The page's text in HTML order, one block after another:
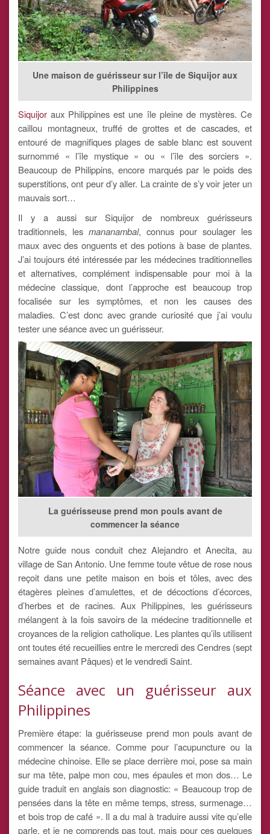
Une maison de guérisseur sur l’île de Siquijor aux
Philippines
Siquijor aux Philippines est une île pleine de mystères. Ce
caillou montagneux, truffé de grottes et de cascades, et
entouré de magnifiques plages de sable blanc est souvent
surnommé « l’île mystique » ou « l’île des sorciers ».
Beaucoup de Philippins, encore marqués par le poids des
superstitions, ont peur d’y aller. La crainte de s’y voir jeter un
mauvais sort…
Il y a aussi sur Siquijor de nombreux guérisseurs
traditionnels, les mananambal, connus pour soulager les
maux avec des onguents et des potions à base de plantes.
J’ai toujours été intéressée par les médecines traditionnelles
et alternatives, complément indispensable pour moi à la
médecine classique, dont l’approche est beaucoup trop
focalisée sur les symptômes, et non les causes des
maladies. C’est donc avec grande curiosité que j’ai voulu
tester une séance avec un guérisseur.
La guérisseuse prend mon pouls avant de
commencer la séance
Notre guide nous conduit chez Alejandro et Anecita, au
village de San Antonio. Une femme toute vêtue de rose nous
reçoit dans une petite maison en bois et tôles, avec des
étagères pleines d’amulettes, et de décoctions d’écorces,
d’herbes et de racines. Aux Philippines, les guérisseurs
mélangent à la fois savoirs de la médecine traditionnelle et
croyances de la religion catholique. Les plantes qu’ils utilisent
ont toutes été recueillies entre le mercredi des Cendres (sept
semaines avant Pâques) et le vendredi Saint.
Séance avec un guérisseur aux
Philippines
Première étape: la guérisseuse prend mon pouls avant de
commencer la séance. Comme pour l’acupuncture ou la
médecine chinoise. Elle se place derrière moi, pose sa main
sur ma tête, palpe mon cou, mes épaules et mon dos… Le
guide traduit en anglais son diagnostic: « Beaucoup trop de
pensées dans la tête en même temps, stress, surmenage…
et bois trop de café ». Il a du mal à traduire aussi vite qu’elle
parle, et je ne comprends pas tout, mais pour ces quelques